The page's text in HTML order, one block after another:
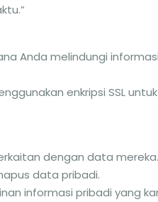
Anda melindungi
enkripsi SSL
dengan data
data pribadi.
informasi pribadi yang